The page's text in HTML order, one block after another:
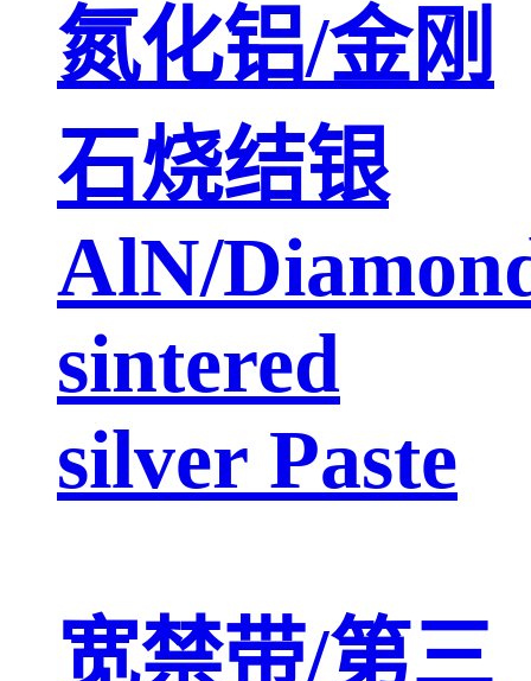
氮化铝/金刚
石烧结银
AlN/
sintered
silver Paste
宽禁带/第三